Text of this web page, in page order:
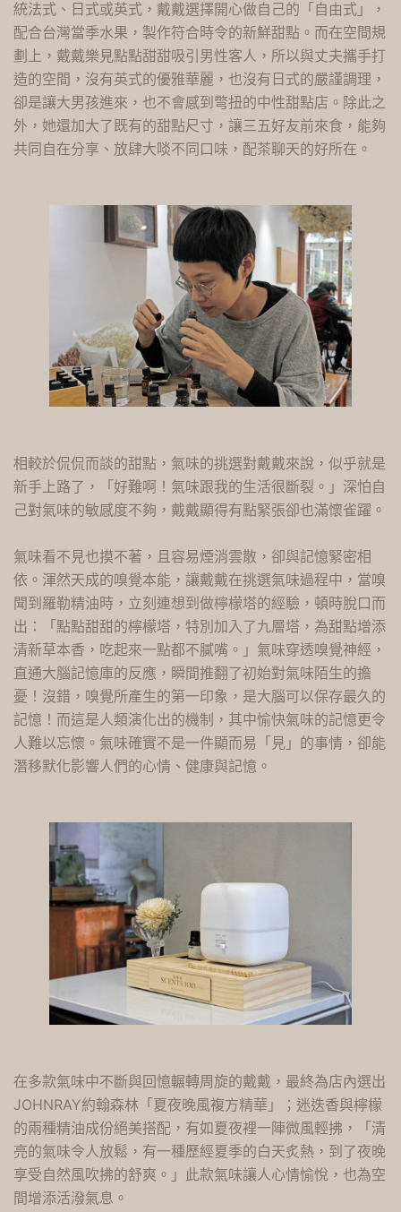
統法式、日式或英式，戴戴選擇開心做自己的「自由式」，
配合台灣當季水果，製作符合時令的新鮮甜點。而在空間規
劃上，戴戴樂見點點甜甜吸引男性客人，所以與丈夫攜手打
造的空間，沒有英式的優雅華麗，也沒有日式的嚴謹調理，
卻是讓大男孩進來，也不會感到彆扭的中性甜點店。除此之
外，她還加大了既有的甜點尺寸，讓三五好友前來食，能夠
共同自在分享、放肆大啖不同口味，配茶聊天的好所在。
相較於侃侃而談的甜點，氣味的挑選對戴戴來說，似乎就是
新手上路了，「好難啊！氣味跟我的生活很斷裂。」深怕自
己對氣味的敏感度不夠，戴戴顯得有點緊張卻也滿懷雀躍。
氣味看不見也摸不著，且容易煙消雲散，卻與記憶緊密相
依。渾然天成的嗅覺本能，讓戴戴在挑選氣味過程中，當嗅
聞到羅勒精油時，立刻連想到做檸檬塔的經驗，頓時脫口而
出：「點點甜甜的檸檬塔，特別加入了九層塔，為甜點增添
清新草本香，吃起來一點都不膩嘴。」氣味穿透嗅覺神經，
直通大腦記憶庫的反應，瞬間推翻了初始對氣味陌生的擔
憂！沒錯，嗅覺所產生的第一印象，是大腦可以保存最久的
記憶！而這是人類演化出的機制，其中愉快氣味的記憶更令
人難以忘懷。氣味確實不是一件顯而易「見」的事情，卻能
潛移默化影響人們的心情、健康與記憶。
在多款氣味中不斷與回憶輾轉周旋的戴戴，最終為店內選出
JOHNRAY約翰森林「夏夜晚風複方精華」；迷迭香與檸檬
的兩種精油成份絕美搭配，有如夏夜裡一陣微風輕拂，「清
亮的氣味令人放鬆，有一種歷經夏季的白天炙熱，到了夜晚
享受自然風吹拂的舒爽。」此款氣味讓人心情愉悅，也為空
間增添活潑氣息。